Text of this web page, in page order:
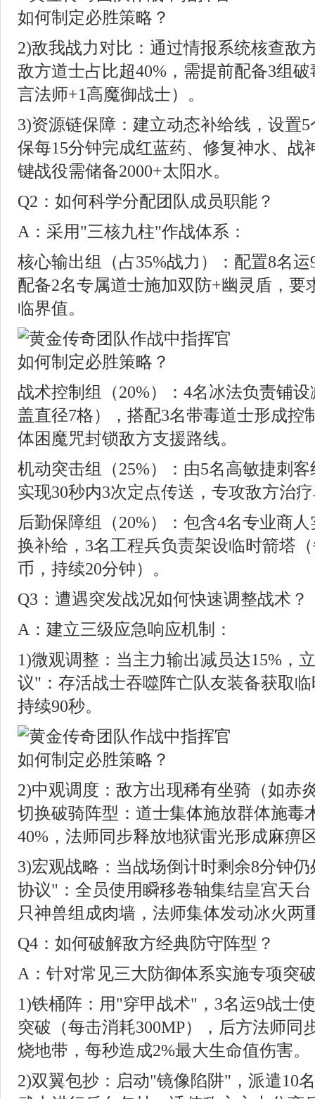
2)敌我战力对比：通过情报系统核查敌
敌方道士占比超40%，需提前配备3组
言法师+1高魔御战士）。
3)资源链保障：建立动态补给线，设置
保每15分钟完成红蓝药、修复神水、战
键战役需储备2000+太阳水。
Q2：如何科学分配团队成员职能？
A：采用"三核九柱"作战体系：
核心输出组（占35%战力）：配置8名
配备2名专属道士施加双防+幽灵盾，要
临界值。
战术控制组（20%）：4名冰法负责铺
盖直径7格），搭配3名带毒道士形成控
体困魔咒封锁敌方支援路线。
机动突击组（25%）：由5名高敏捷刺
实现30秒内3次定点传送，专攻敌方治
后勤保障组（20%）：包含4名专业商
换补给，3名工程兵负责架设临时箭塔
币，持续20分钟）。
Q3：遭遇突发战况如何快速调整战术？
A：建立三级应急响应机制：
1)微观调整：当主力输出减员达15%，
议"：存活战士吞噬阵亡队友装备获取
持续90秒。
2)中观调度：敌方出现稀有坐骑（如赤
切换破骑阵型：道士集体施放群体施毒
40%，法师同步释放地狱雷光形成麻痹
3)宏观战略：当战场倒计时剩余8分钟
协议"：全员使用瞬移卷轴集结皇宫天
只神兽组成肉墙，法师集体发动冰火两
Q4：如何破解敌方经典防守阵型？
A：针对常见三大防御体系实施专项突
1)铁桶阵：用"穿甲战术"，3名运9战士
突破（每击消耗300MP），后方法师同
烧地带，每秒造成2%最大生命值伤害。
2)双翼包抄：启动"镜像陷阱"，派遣10